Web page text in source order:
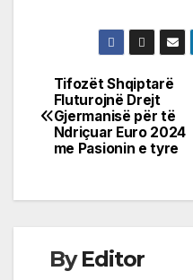
Post
navigation
Tifozët Shqiptarë
Fluturojnë Drejt
Gjermanisë për të
Ndriçuar Euro 2024
me Pasionin e tyre
ByEditor